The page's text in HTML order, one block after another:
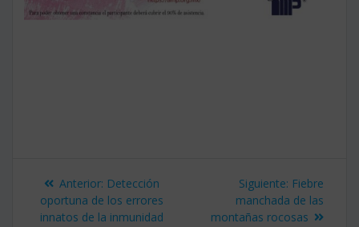
Navegación
de
Anterior: Entrada
anterior:
Detección
oportuna de los errores
innatos de la inmunidad
Siguiente: Siguiente
entrada:
Fiebre
manchada de las
montañas rocosas